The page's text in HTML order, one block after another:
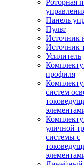
Роторная
Панель
Пульт
Источник
Источник
Усилитель
профиля
систем
уличной
системы с